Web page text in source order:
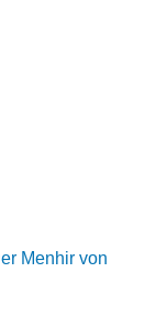
Menhir von